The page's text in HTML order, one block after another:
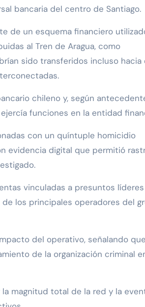
bancaria del centro de Santiago.
de un esquema financiero
al Tren de Aragua, como
sido transferidos incluso hacia
chileno y, según
funciones en la entidad
con un quíntuple homicidio
evidencia digital que permitió
vinculadas a presuntos
los principales operadores del
del operativo, señalando
de la organización criminal
magnitud total de la red y la